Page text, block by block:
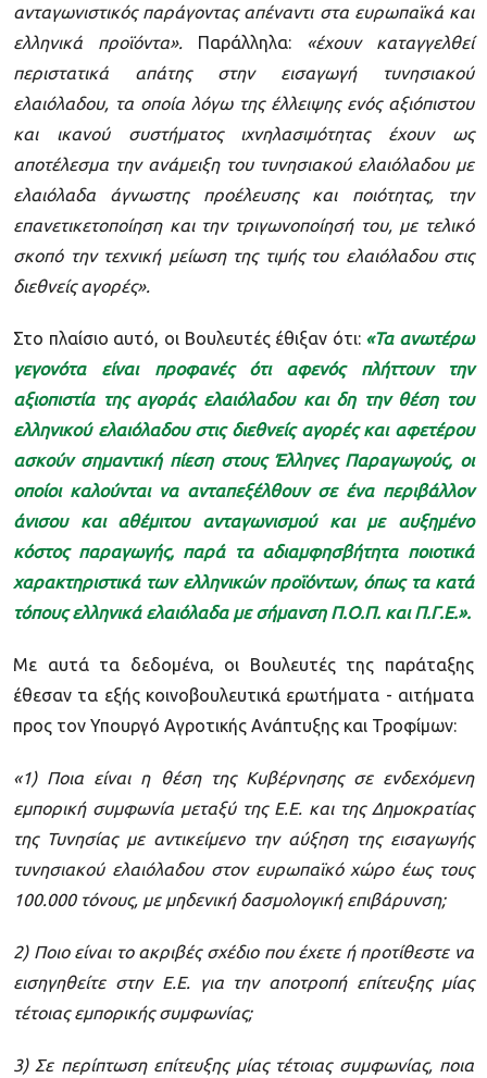
ανταγωνιστικός παράγοντας απέναντι στα ευρωπαϊκά και
ελληνικά προϊόντα». Παράλληλα: «έχουν καταγγελθεί
περιστατικά απάτης στην εισαγωγή τυνησιακού
ελαιόλαδου, τα οποία λόγω της έλλειψης ενός αξιόπιστου
και ικανού συστήματος ιχνηλασιμότητας έχουν ως
αποτέλεσμα την ανάμειξη του τυνησιακού ελαιόλαδου με
ελαιόλαδα άγνωστης προέλευσης και ποιότητας, την
επανετικετοποίηση και την τριγωνοποίησή του, με τελικό
σκοπό την τεχνική μείωση της τιμής του ελαιόλαδου στις
διεθνείς αγορές».
Στο πλαίσιο αυτό, οι Βουλευτές έθιξαν ότι: «Τα ανωτέρω
γεγονότα είναι προφανές ότι αφενός πλήττουν την
αξιοπιστία της αγοράς ελαιόλαδου και δη την θέση του
ελληνικού ελαιόλαδου στις διεθνείς αγορές και αφετέρου
ασκούν σημαντική πίεση στους Έλληνες Παραγωγούς, οι
οποίοι καλούνται να ανταπεξέλθουν σε ένα περιβάλλον
άνισου και αθέμιτου ανταγωνισμού και με αυξημένο
κόστος παραγωγής, παρά τα αδιαμφησβήτητα ποιοτικά
χαρακτηριστικά των ελληνικών προϊόντων, όπως τα κατά
τόπους ελληνικά ελαιόλαδα με σήμανση Π.Ο.Π. και Π.Γ.Ε.».
Με αυτά τα δεδομένα, οι Βουλευτές της παράταξης
έθεσαν τα εξής κοινοβουλευτικά ερωτήματα - αιτήματα
προς τον Υπουργό Αγροτικής Ανάπτυξης και Τροφίμων:
«1) Ποια είναι η θέση της Κυβέρνησης σε ενδεχόμενη
εμπορική συμφωνία μεταξύ της Ε.Ε. και της Δημοκρατίας
της Τυνησίας με αντικείμενο την αύξηση της εισαγωγής
τυνησιακού ελαιόλαδου στον ευρωπαϊκό χώρο έως τους
100.000 τόνους, με μηδενική δασμολογική επιβάρυνση;
2) Ποιο είναι το ακριβές σχέδιο που έχετε ή προτίθεστε να
εισηγηθείτε στην Ε.Ε. για την αποτροπή επίτευξης μίας
τέτοιας εμπορικής συμφωνίας;
3) Σε περίπτωση επίτευξης μίας τέτοιας συμφωνίας, ποια